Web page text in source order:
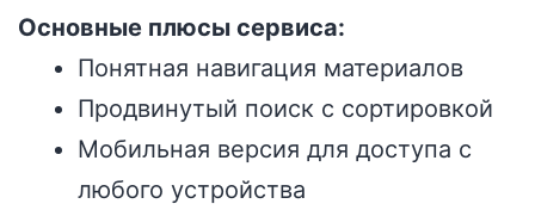
Основные плюсы сервиса:
Понятная навигация материалов
Продвинутый поиск с сортировкой
Мобильная версия для доступа с
любого устройства